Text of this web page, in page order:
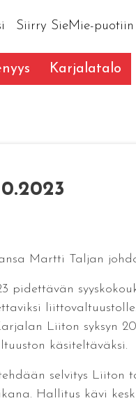
Siirry SieMie-puotiin
Karjalatalo
Martti Taljan
Liiton syksyn
käsiteltäväksi.
selvitys Liiton
Hallitus kävi